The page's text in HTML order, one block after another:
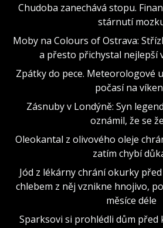
Chudoba zanechává stopu.
stárnutí
Moby na Colours of Ostrava:
a přesto přichystal nejlepší
Zpátky do pece. Meteorologové
počasí na
Zásnuby v Londýně: Syn
oznámil, že se
Oleokantal z olivového oleje
zatím chybí
Jód z lékárny chrání okurky
chlebem z něj vznikne hnojivo,
měsíce déle
Sparksovi si prohlédli dům před